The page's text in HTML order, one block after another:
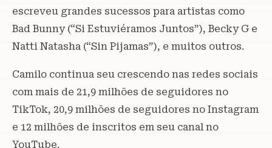
escreveu grandes sucessos para artistas como
Bad Bunny (“Si Estuviéramos Juntos”), Becky G e
Natti Natasha (“Sin Pijamas”), e muitos outros.
Camilo continua seu crescendo nas redes sociais
com mais de 21,9 milhões de seguidores no
TikTok, 20,9 milhões de seguidores no Instagram
e 12 milhões de inscritos em seu canal no
YouTube.